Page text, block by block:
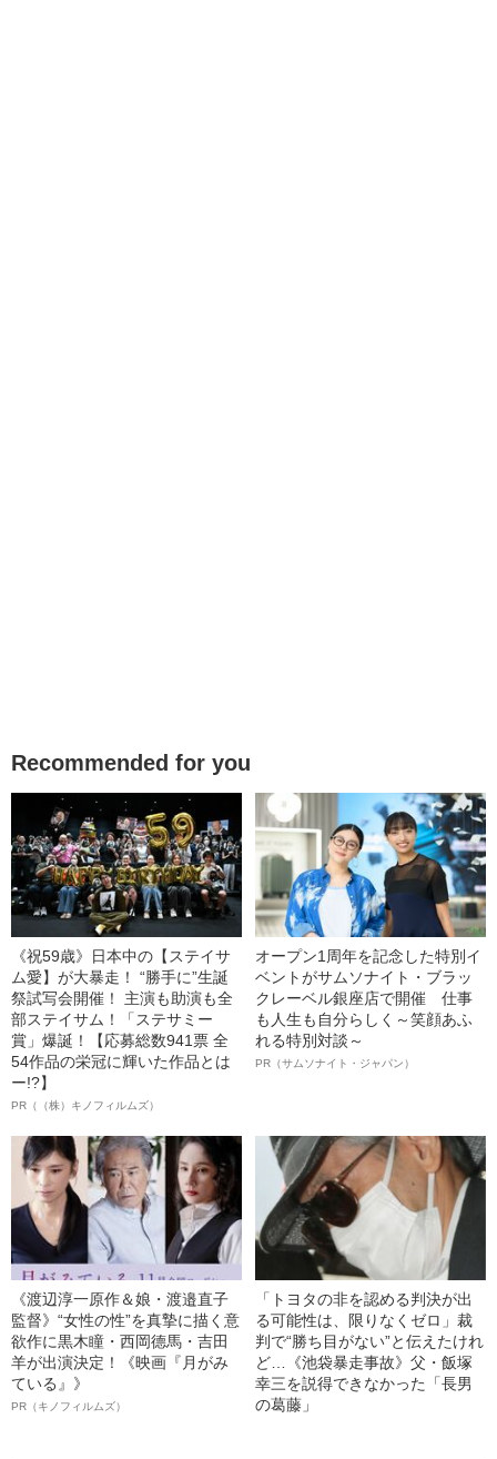
Recommended for you
《祝59歳》日本中の【ステイサ
ム愛】が大暴走！ “勝手に”生誕
祭試写会開催！ 主演も助演も全
部ステイサム！「ステサミー
賞」爆誕！【応募総数941票 全
54作品の栄冠に輝いた作品とは
ー!?】
PR（（株）キノフィルムズ）
オープン1周年を記念した特別イ
ベントがサムソナイト・ブラッ
クレーベル銀座店で開催 仕事
も人生も自分らしく～笑顔あふ
れる特別対談～
PR（サムソナイト・ジャパン）
《渡辺淳一原作＆娘・渡邉直子
監督》“女性の性”を真摯に描く意
欲作に黒木瞳・西岡德馬・吉田
羊が出演決定！《映画『月がみ
ている』》
PR（キノフィルムズ）
「トヨタの非を認める判決が出
る可能性は、限りなくゼロ」裁
判で“勝ち目がない”と伝えたけれ
ど…《池袋暴走事故》父・飯塚
幸三を説得できなかった「長男
の葛藤」